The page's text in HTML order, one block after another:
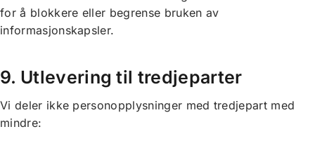
for å blokkere eller begrense bruken av
informasjonskapsler.
9. Utlevering til tredjeparter
Vi deler ikke personopplysninger med tredjepart med
mindre: